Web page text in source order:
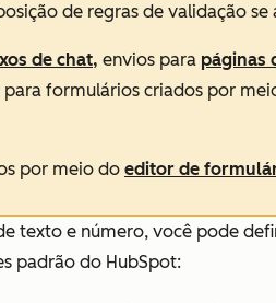
de regras de validação se
de chat, envios para páginas
para formulários criados por
por meio do editor de
texto e número, você pode
padrão do HubSpot: